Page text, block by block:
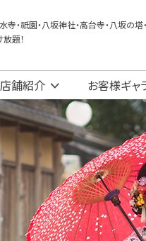
祇園・八坂神社・高台寺・八坂の塔・
題！
店舗紹介 お客様ギャ